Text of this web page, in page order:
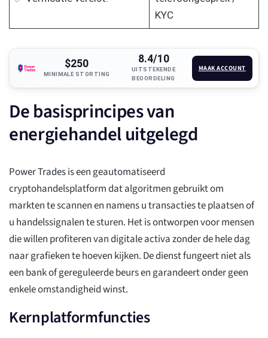
KYC
$250
MINIMALE STORTING
8.4/10
UITSTEKENDE
BEOORDELING
MAAK ACCOUNT
De basisprincipes van
energiehandel uitgelegd
Power Trades is een geautomatiseerd
cryptohandelsplatform dat algoritmen gebruikt om
markten te scannen en namens u transacties te plaatsen of
u handelssignalen te sturen. Het is ontworpen voor mensen
die willen profiteren van digitale activa zonder de hele dag
naar grafieken te hoeven kijken. De dienst fungeert niet als
een bank of gereguleerde beurs en garandeert onder geen
enkele omstandigheid winst.
Kernplatformfuncties